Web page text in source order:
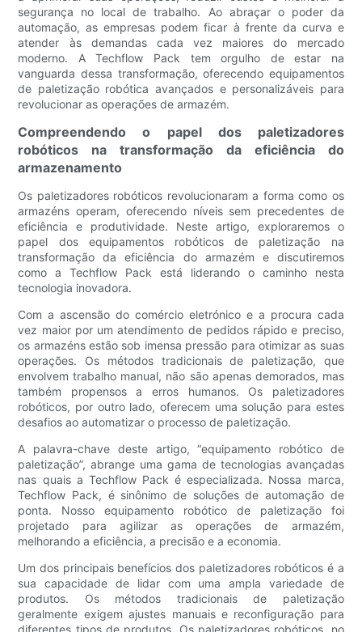
segurança no local de trabalho. Ao abraçar o poder da
automação, as empresas podem ficar à frente da curva e
atender às demandas cada vez maiores do mercado
moderno. A Techflow Pack tem orgulho de estar na
vanguarda dessa transformação, oferecendo equipamentos
de paletização robótica avançados e personalizáveis ​​para
revolucionar as operações de armazém.
Compreendendo o papel dos paletizadores
robóticos na transformação da eficiência do
armazenamento
Os paletizadores robóticos revolucionaram a forma como os
armazéns operam, oferecendo níveis sem precedentes de
eficiência e produtividade. Neste artigo, exploraremos o
papel dos equipamentos robóticos de paletização na
transformação da eficiência do armazém e discutiremos
como a Techflow Pack está liderando o caminho nesta
tecnologia inovadora.
Com a ascensão do comércio eletrónico e a procura cada
vez maior por um atendimento de pedidos rápido e preciso,
os armazéns estão sob imensa pressão para otimizar as suas
operações. Os métodos tradicionais de paletização, que
envolvem trabalho manual, não são apenas demorados, mas
também propensos a erros humanos. Os paletizadores
robóticos, por outro lado, oferecem uma solução para estes
desafios ao automatizar o processo de paletização.
A palavra-chave deste artigo, “equipamento robótico de
paletização”, abrange uma gama de tecnologias avançadas
nas quais a Techflow Pack é especializada. Nossa marca,
Techflow Pack, é sinônimo de soluções de automação de
ponta. Nosso equipamento robótico de paletização foi
projetado para agilizar as operações de armazém,
melhorando a eficiência, a precisão e a economia.
Um dos principais benefícios dos paletizadores robóticos é a
sua capacidade de lidar com uma ampla variedade de
produtos. Os métodos tradicionais de paletização
geralmente exigem ajustes manuais e reconfiguração para